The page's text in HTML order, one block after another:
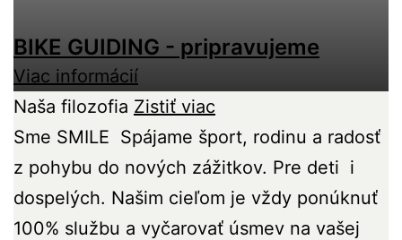
BIKE GUIDING - pripravujeme
Viac informácií
Naša filozofia Zistiť viac
Sme SMILE Spájame šport, rodinu a radosť
z pohybu do nových zážitkov. Pre deti i
dospelých. Našim cieľom je vždy ponúknuť
100% službu a vyčarovať úsmev na vašej